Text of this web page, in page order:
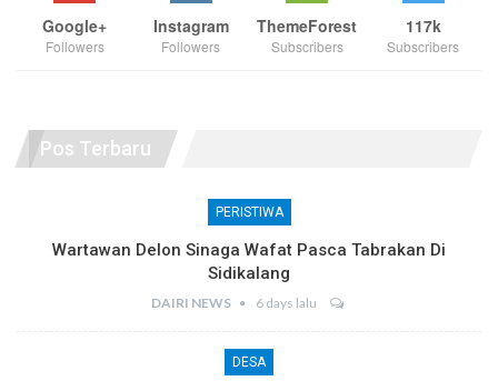
Google+
Followers
Instagram
Followers
ThemeForest
Subscribers
117k
Subscribers
Pos Terbaru
PERISTIWA
Wartawan Delon Sinaga Wafat Pasca Tabrakan Di
Sidikalang
DAIRI NEWS 6 days lalu
DESA